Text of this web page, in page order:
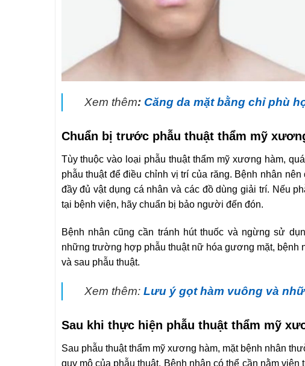
Xem thêm: Căng da mặt bằng chỉ phù
Chuẩn bị trước phẫu thuật thẩm mỹ
Tùy thuộc vào loại phẫu thuật thẩm mỹ xương hàm,
phẫu thuật để điều chỉnh vị trí của răng. Bệnh nhân
đầy đủ vật dụng cá nhân và các đồ dùng giải trí. Nếu
tại bệnh viện, hãy chuẩn bị bảo người đến đón.
Bệnh nhân cũng cần tránh hút thuốc và ngừng sử
những trường hợp phẫu thuật nữ hóa gương mặt,
và sau phẫu thuật.
Xem thêm: Lưu ý gọt hàm vuông và
Sau khi thực hiện phẫu thuật thẩm mỹ
Sau phẫu thuật thẩm mỹ xương hàm, mặt bệnh nhân
quy mô của phẫu thuật. Bệnh nhân có thể cần nằm